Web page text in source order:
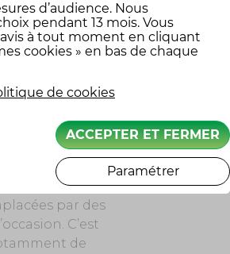
LORSQUE
DES PIÈCES
certaines
peuvent pas
par des
C’est
de
SUIVEZ-
d’audience. Nous
pendant 13 mois. Vous
à tout moment en cliquant
cookies » en bas de chaque
de cookies
ACCEPTER ET FERMER
Paramétrer